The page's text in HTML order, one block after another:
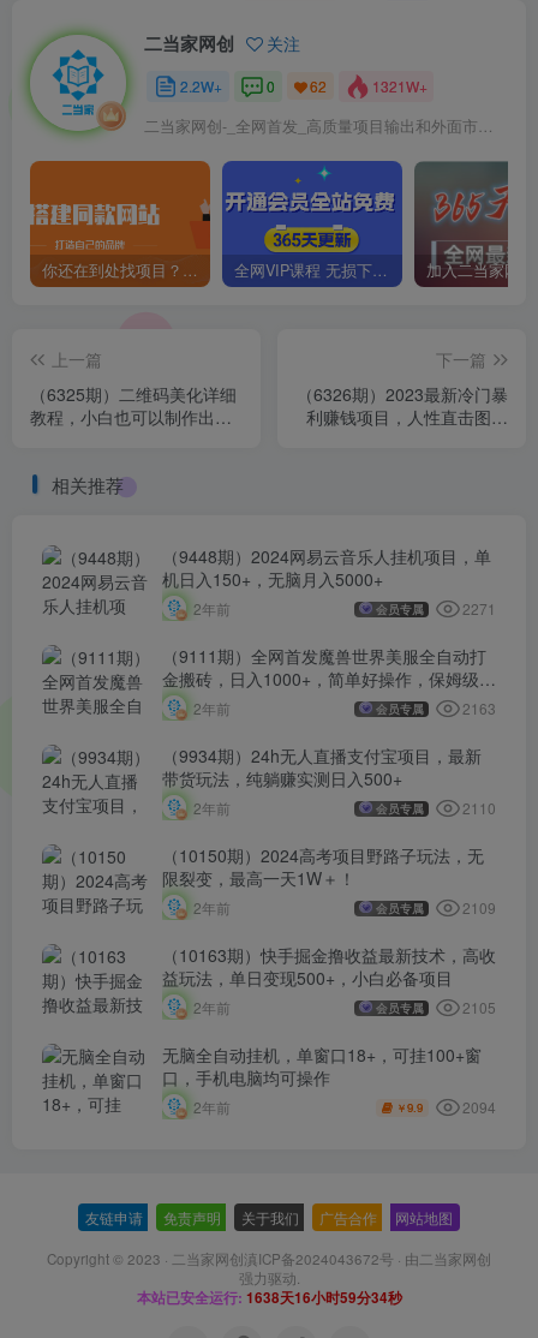
二当家网创 关注
2.2W+ 0 62 1321W+
你还在到处找项目？还在当韭菜？我靠卖项目一个月收入5万+，曾经我也是个失败者。 全网VIP课程 无损下载~
上一篇
（6325期）二维码美化详细
教程，小白也可以制作出个
下一篇
（6326期）2023最新冷门暴
利赚钱项目，人性直击图文
相关推荐
（9448期）2024网易云音乐人挂机项目，单
机日入150+，无脑月入5000+
2年前 会员专属 2271
（9111期）全网首发魔兽世界美服全自动打
金搬砖，日入1000+，简单好操作，保姆级教
学
2年前 会员专属 2163
（9934期）24h无人直播支付宝项目，最新
带货玩法，纯躺赚实测日入500+
2年前 会员专属 2110
（10150期）2024高考项目野路子玩法，无
限裂变，最高一天1W＋！
2年前 会员专属 2109
（10163期）快手掘金撸收益最新技术，高收
益玩法，单日变现500+，小白必备项目
2年前 会员专属 2105
无脑全自动挂机，单窗口18+，可挂100+窗
口，手机电脑均可操作
2年前 ￥9.9 2094
友链申请 免责声明 关于我们 广告合作 网站地图
Copyright © 2023 · 二当家网创滇ICP备2024043672号 · 由二当家网创
强力驱动.
本站已安全运行: 1638天16小时59分35秒